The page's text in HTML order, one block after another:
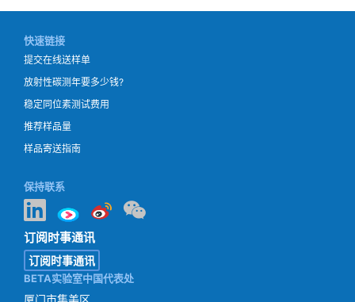
快速链接
提交在线送样单
放射性碳测年要多少钱?
稳定同位素测试费用
推荐样品量
样品寄送指南
保持联系
订阅时事通讯
订阅时事通讯
BETA实验室中国代表处
厦门市集美区